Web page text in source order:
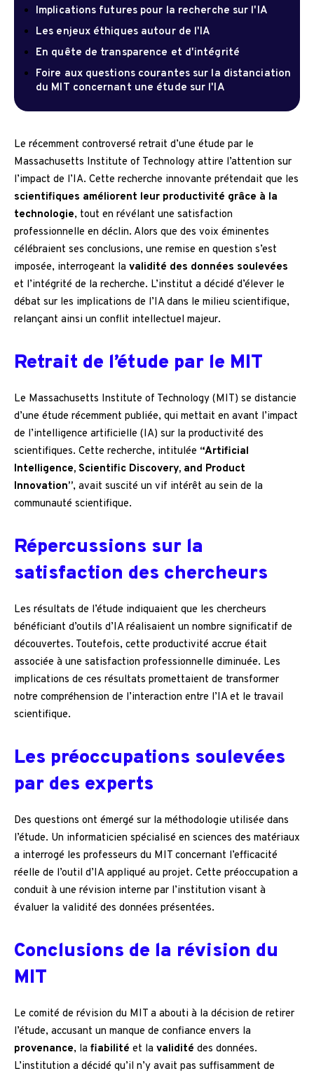
Implications futures pour la recherche sur l'IA
Les enjeux éthiques autour de l'IA
En quête de transparence et d'intégrité
Foire aux questions courantes sur la distanciation
du MIT concernant une étude sur l'IA
Le récemment controversé retrait d’une étude par le
Massachusetts Institute of Technology attire l’attention sur
l’impact de l’IA. Cette recherche innovante prétendait que les
scientifiques améliorent leur productivité grâce à la
technologie, tout en révélant une satisfaction
professionnelle en déclin. Alors que des voix éminentes
célébraient ses conclusions, une remise en question s’est
imposée, interrogeant la validité des données soulevées
et l’intégrité de la recherche. L’institut a décidé d’élever le
débat sur les implications de l’IA dans le milieu scientifique,
relançant ainsi un conflit intellectuel majeur.
Retrait de l’étude par le MIT
Le Massachusetts Institute of Technology (MIT) se distancie
d’une étude récemment publiée, qui mettait en avant l’impact
de l’intelligence artificielle (IA) sur la productivité des
scientifiques. Cette recherche, intitulée “Artificial
Intelligence, Scientific Discovery, and Product
Innovation”, avait suscité un vif intérêt au sein de la
communauté scientifique.
Répercussions sur la
satisfaction des chercheurs
Les résultats de l’étude indiquaient que les chercheurs
bénéficiant d’outils d’IA réalisaient un nombre significatif de
découvertes. Toutefois, cette productivité accrue était
associée à une satisfaction professionnelle diminuée. Les
implications de ces résultats promettaient de transformer
notre compréhension de l’interaction entre l’IA et le travail
scientifique.
Les préoccupations soulevées
par des experts
Des questions ont émergé sur la méthodologie utilisée dans
l’étude. Un informaticien spécialisé en sciences des matériaux
a interrogé les professeurs du MIT concernant l’efficacité
réelle de l’outil d’IA appliqué au projet. Cette préoccupation a
conduit à une révision interne par l’institution visant à
évaluer la validité des données présentées.
Conclusions de la révision du
MIT
Le comité de révision du MIT a abouti à la décision de retirer
l’étude, accusant un manque de confiance envers la
provenance, la fiabilité et la validité des données.
L’institution a décidé qu’il n’y avait pas suffisamment de